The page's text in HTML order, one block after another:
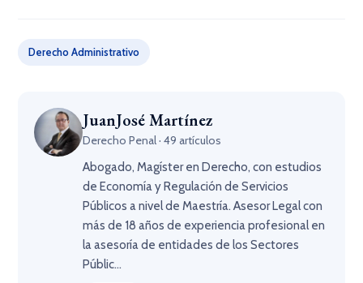
Derecho Administrativo
JuanJosé Martínez
Derecho Penal · 49 artículos
Abogado, Magíster en Derecho, con estudios
de Economía y Regulación de Servicios
Públicos a nivel de Maestría. Asesor Legal con
más de 18 años de experiencia profesional en
la asesoría de entidades de los Sectores
Públic...